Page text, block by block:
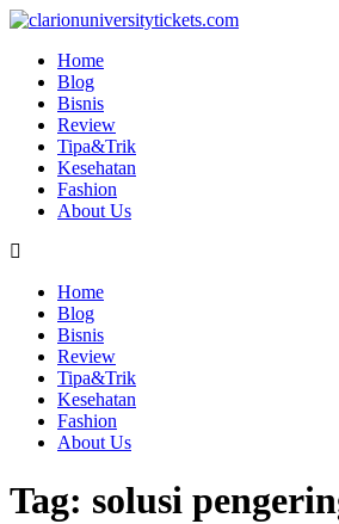
Skip
contentHome
Blog
Bisnis
Review
Tipa&Trik
Kesehatan
Fashion
About Us
Home
Blog
Bisnis
Review
Tipa&Trik
Kesehatan
Fashion
About Us
Tag: solusi